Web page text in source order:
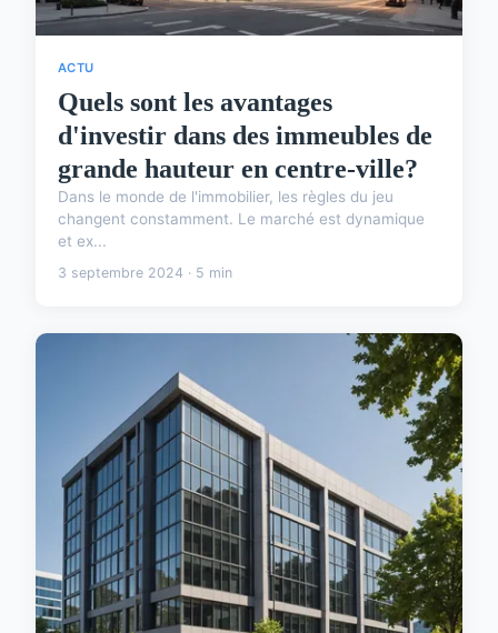
ACTU
Quels sont les avantages
d'investir dans des immeubles de
grande hauteur en centre-ville?
Dans le monde de l'immobilier, les règles du jeu
changent constamment. Le marché est dynamique
et ex...
3 septembre 2024 · 5 min